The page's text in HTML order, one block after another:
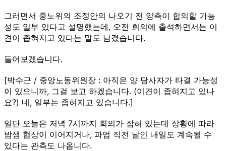
그러면서 중노위의 조정안의 나오기 전 양측이 합의할 가능
성도 일부 있다고 설명했는데, 오전 회의에 출석하면서는 이
견이 좁혀지고 있다는 말도 남겼습니다.
들어보겠습니다.
[박수근 / 중앙노동위원장 : 아직은 양 당사자가 타결 가능성
이 있으니까, 그걸 보고 하겠습니다. (이견이 좁혀지고 있나
요?) 네, 일부는 좁혀지고 있습니다.]
일단 오늘은 저녁 7시까지 회의가 잡혀 있는데 상황에 따라
밤샘 협상이 이어지거나, 파업 직전 날인 내일도 계속될 수
있다는 관측도 나옵니다.